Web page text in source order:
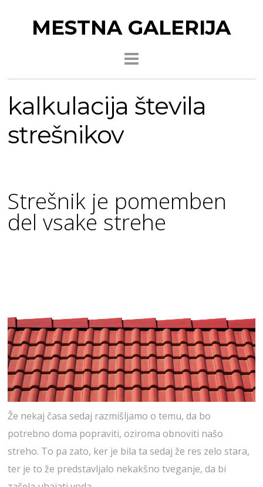
MESTNA GALERIJA
kalkulacija števila
strešnikov
Strešnik je pomemben
del vsake strehe
Že nekaj časa sedaj razmišljamo o temu, da bo
potrebno doma popraviti, oziroma obnoviti našo
streho. To pa zato, ker je bila ta sedaj že res zelo stara,
ter je to že predstavljalo nekakšno tveganje, da bi